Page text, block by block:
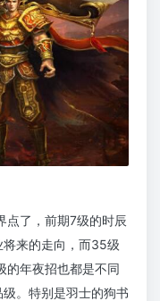
点了，前期7级的时辰
来的走向，而35级
的年夜招也都是不同
。特别是羽士的狗书